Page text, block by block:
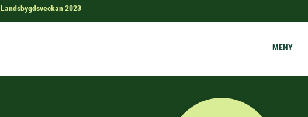
Landsbygdsveckan 2023
MENY